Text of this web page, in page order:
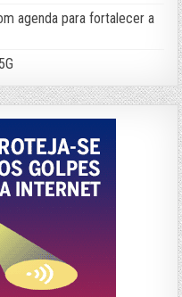
agenda para fortalecer a